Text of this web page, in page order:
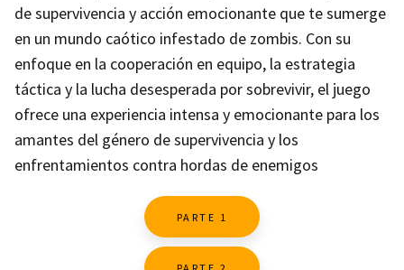
de supervivencia y acción emocionante que te sumerge
en un mundo caótico infestado de zombis. Con su
enfoque en la cooperación en equipo, la estrategia
táctica y la lucha desesperada por sobrevivir, el juego
ofrece una experiencia intensa y emocionante para los
amantes del género de supervivencia y los
enfrentamientos contra hordas de enemigos
PARTE 1